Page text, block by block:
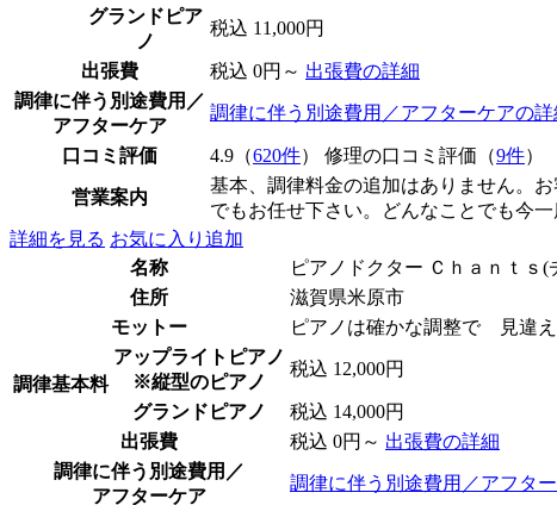
グランドピア
ノ
税込 11,000円
出張費 税込 0円～ 出張費の詳細
調律に伴う別途費用／
アフターケア
調律に伴う別途費用／アフターケアの詳
口コミ評価 4.9（620件） 修理の口コミ評価（9件）
営業案内
基本、調律料金の追加はありません。
でもお任せ下さい。どんなことでも今一
詳細を見る お気に入り追加
名称
ピアノドクター Ｃｈａｎｔｓ(
住所
滋賀県米原市
モットー
ピアノは確かな調整で 見違え
調律基本料
アップライトピアノ
※縦型のピアノ
税込 12,000円
グランドピアノ
税込 14,000円
出張費
税込 0円～ 出張費の詳細
調律に伴う別途費用／
アフターケア
調律に伴う別途費用／アフタ